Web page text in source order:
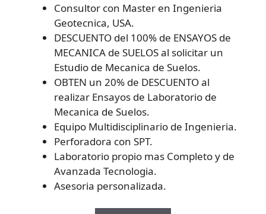
Consultor con Master en Ingenieria
Geotecnica, USA.
DESCUENTO del 100% de ENSAYOS de
MECANICA de SUELOS al solicitar un
Estudio de Mecanica de Suelos.
OBTEN un 20% de DESCUENTO al
realizar Ensayos de Laboratorio de
Mecanica de Suelos.
Equipo Multidisciplinario de Ingenieria.
Perforadora con SPT.
Laboratorio propio mas Completo y de
Avanzada Tecnologia.
Asesoria personalizada.